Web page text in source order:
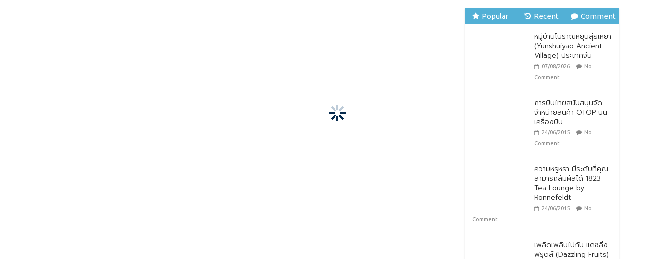
Popular Recent Comment
หมู่บ้านโบราณหยุนสุ่ยเหยา
(Yunshuiyao Ancient
Village) ประเทศจีน
07/08/2026
No
Comment
การบินไทยสนับสนุนจัด
จำหน่ายสินค้า OTOP บน
เครื่องบิน
24/06/2015
No
Comment
ความหรูหรา มีระดับที่คุณ
สามารถสัมผัสได้ 1823
Tea Lounge by
Ronnefeldt
24/06/2015
No
Comment
เพลิดเพลินไปกับ แดซลิ่ง
ฟรุตส์ (Dazzling Fruits)